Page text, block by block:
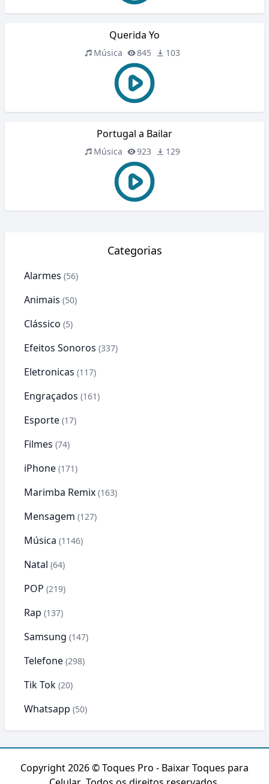
Querida Yo
Música 845 103
Portugal a Bailar
Música 923 129
Categorias
Alarmes (56)
Animais (50)
Clássico (5)
Efeitos Sonoros (337)
Eletronicas (117)
Engraçados (161)
Esporte (17)
Filmes (74)
iPhone (171)
Marimba Remix (163)
Mensagem (127)
Música (1146)
Natal (64)
POP (219)
Rap (137)
Samsung (147)
Telefone (298)
Tik Tok (20)
Whatsapp (50)
Copyright 2026 ©Toques Pro - Baixar Toques para